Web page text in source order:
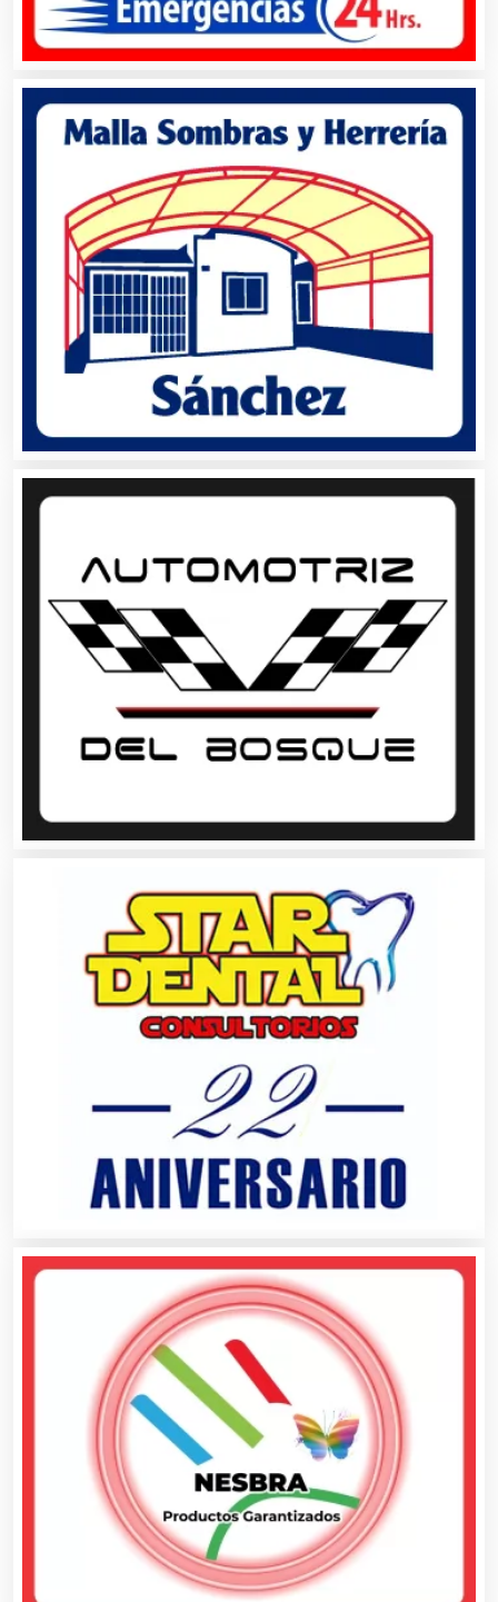
Aparatos y Equipos Eléctricos
Arquitectos
Artes Gráficas
Artesanías
Artículos de Oficina
Artículos de Piel
Artículos Importados
Artículos para el Hogar
Artículos Publicitarios
Aseguradoras
Asesores Técnicos
Asesoría Fiscal
Asociaciones Civiles
Asociaciones Empresariales
Audio, Sonido e Iluminación